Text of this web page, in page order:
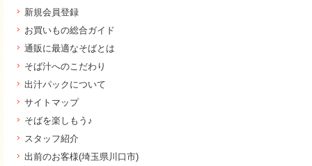
新規会員登録
お買いもの総合ガイド
通販に最適なそばとは
そば汁へのこだわり
出汁パックについて
サイトマップ
そばを楽しもう♪
スタッフ紹介
出前のお客様(埼玉県川口市)